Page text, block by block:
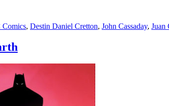
Comics, Destin Daniel Cretton, John Cassaday, Juan